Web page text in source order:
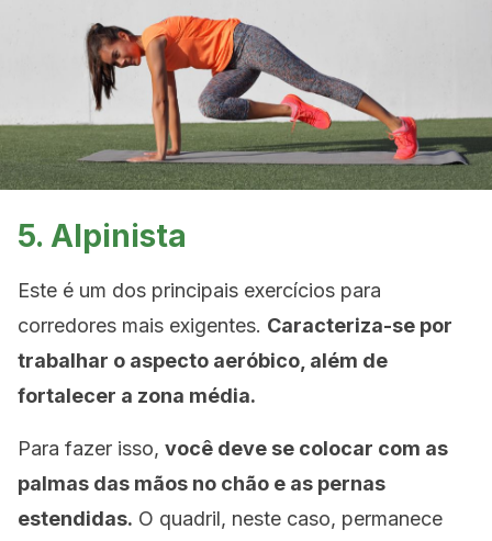
5. Alpinista
Este é um dos principais exercícios para
corredores mais exigentes. Caracteriza-se por
trabalhar o aspecto aeróbico, além de
fortalecer a zona média.
Para fazer isso, você deve se colocar com as
palmas das mãos no chão e as pernas
estendidas. O quadril, neste caso, permanece